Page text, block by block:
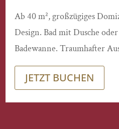
Ab 40 m², großzügiges
Design. Bad mit Dusche
Badewanne. Traumhafter
JETZT BUCHEN